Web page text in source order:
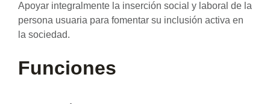
Apoyar integralmente la inserción social y laboral de la
persona usuaria para fomentar su inclusión activa en
la sociedad.
Funciones